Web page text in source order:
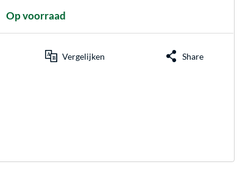
Op voorraad
Vergelijken Share